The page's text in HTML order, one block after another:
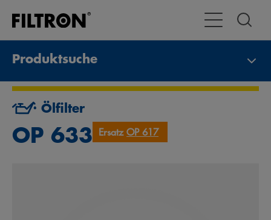
Toggle
Produktsuche
Ölfilter
OP 633 ErsatzOP 617